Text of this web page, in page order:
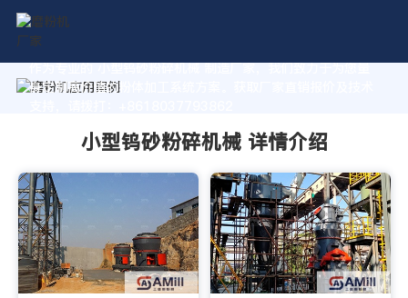
作为专业的 小型钨砂粉碎机械 制造厂家，我们致力于为您量
身定制高价值的粉体加工系统方案。获取厂家直销报价及技术
小型钨砂粉碎机械 详情介绍